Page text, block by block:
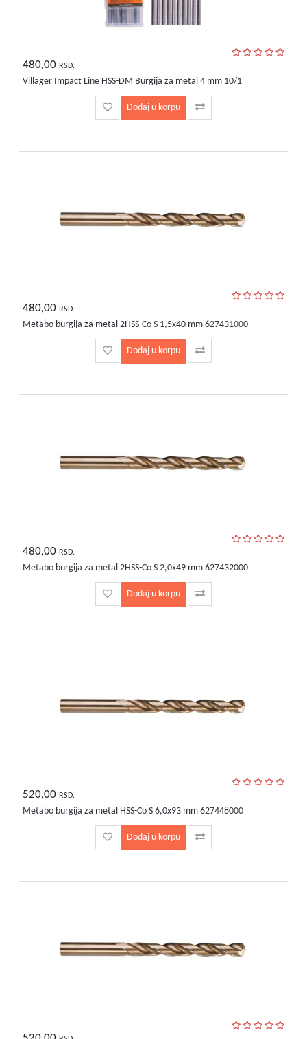
480,00 RSD.
Villager Impact Line HSS-DM Burgija za metal 4 mm 10/1
Dodaj u korpu
480,00 RSD.
Metabo burgija za metal 2HSS-Co S 1,5x40 mm 627431000
Dodaj u korpu
480,00 RSD.
Metabo burgija za metal 2HSS-Co S 2,0x49 mm 627432000
Dodaj u korpu
520,00 RSD.
Metabo burgija za metal HSS-Co S 6,0x93 mm 627448000
Dodaj u korpu